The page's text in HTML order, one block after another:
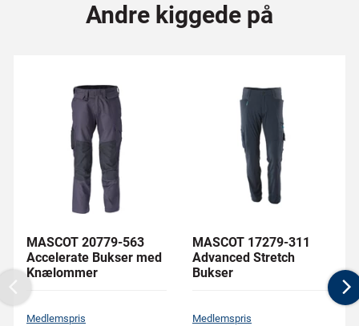
Andre kiggede på
MASCOT 20779-563
Accelerate Bukser med
Knælommer
Medlemspris
MASCOT 17279-311
Advanced Stretch
Bukser
Medlemspris
Previous